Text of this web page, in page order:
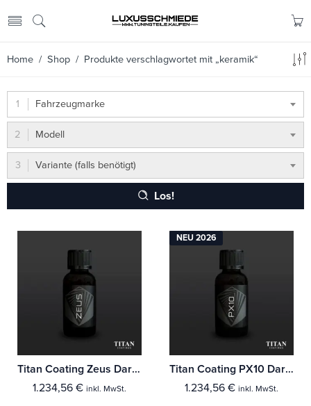
Home / Shop / Produkte verschlagwortet mit „keramik“
Fahrzeugmarke
Modell
Variante (falls benötigt)
Los!
Titan Coating Zeus Dark Matter
1.234,56 € inkl. MwSt.
NEU 2026
Titan Coating PX10 Dark Matter
1.234,56 € inkl. MwSt.